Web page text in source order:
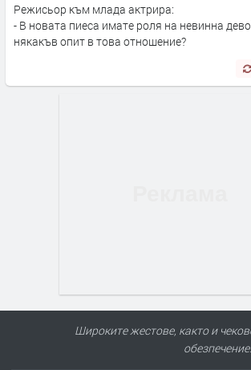
Режисьор към млада актрира:
- В новата пиеса имате роля на невинна
някакъв опит в това отношение?
Широките жестове, както и